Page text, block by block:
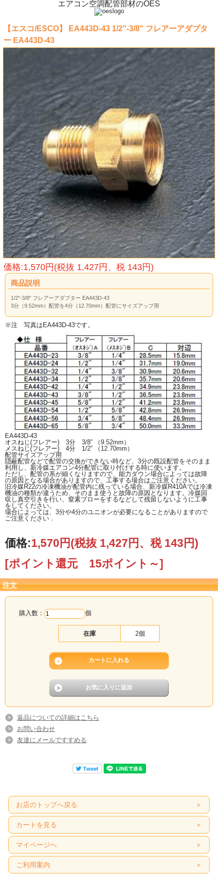
エアコン空調配管部材のOES
【エスコ/ESCO】 EA443D-43 1/2"-3/8" フレアーアダプタ
ー EA443D-43
価格:1,570円(税抜 1,427円、税 143円)
商品説明
1/2"-3/8" フレアーアダプター EA443D-43
3分（9.52mm）配管を4分（12.70mm）配管にサイズアップ用
※注 写真はEA443D-43です。
EA443D-43
オスねじ(フレアー) 3分 3/8” （9.52mm）
メスねじ(フレアー) 4分 1/2” （12.70mm）
配管サイズアップ用
隠蔽配管などで配管の交換ができない時など、3分の既設配管をそのまま
利用し、新冷媒エアコン4分配管に取り付けする時に使います。
ただし、配管の系が細くなりますので、能力ダウン場合によっては故障
の原因となる場合がありますので、工事する場合はご注意ください。
旧冷媒R22の冷凍機油が配管内に残っている場合、新冷媒R410Aでは冷凍
機油の種類が違うため、そのまま使うと故障の原因となります。冷媒回
収し真空引きを行い、窒素ブローをするなどして残留しないように工事
をしてください。
場合によっては、3分や4分のユニオンが必要になることがありますので
ご注意ください．
価格:1,570円(税抜 1,427円、税 143円)
[ポイント還元 15ポイント～]
注文
購入数： 個
在庫 2個
返品についての詳細はこちら
お問い合わせ
友達にメールですすめる
お店のトップへ戻る
カートを見る
マイページへ
ご利用案内